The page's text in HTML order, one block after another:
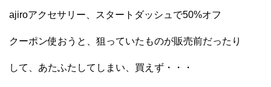
ajiroアクセサリー、スタートダッシュで50%オフ
クーポン使おうと、狙っていたものが販売前だったり
して、あたふたしてしまい、買えず・・・